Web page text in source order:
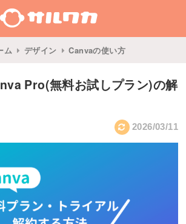
ム デザイン Canvaの使い方
Pro(無料お試しプラン)の解
2026/03/11